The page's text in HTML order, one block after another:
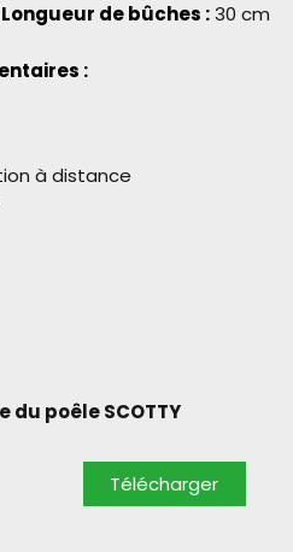
de bûches :30 cm
:
à distance
du poêle SCOTTY
Télécharger